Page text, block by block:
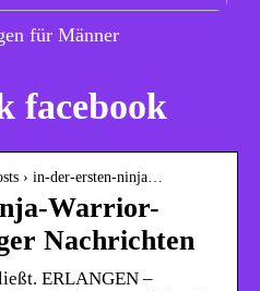
für Männer
facebook
› in-der-ersten-ninja…
Warrior-
Nachrichten
ERLANGEN –